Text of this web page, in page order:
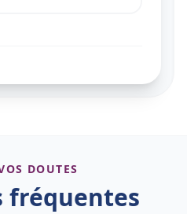
DOUTES
fréquentes